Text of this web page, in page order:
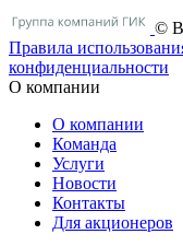
©
Правила
конфиденциальности
О компании
О компании
Команда
Услуги
Новости
Контакты
Для акционеров